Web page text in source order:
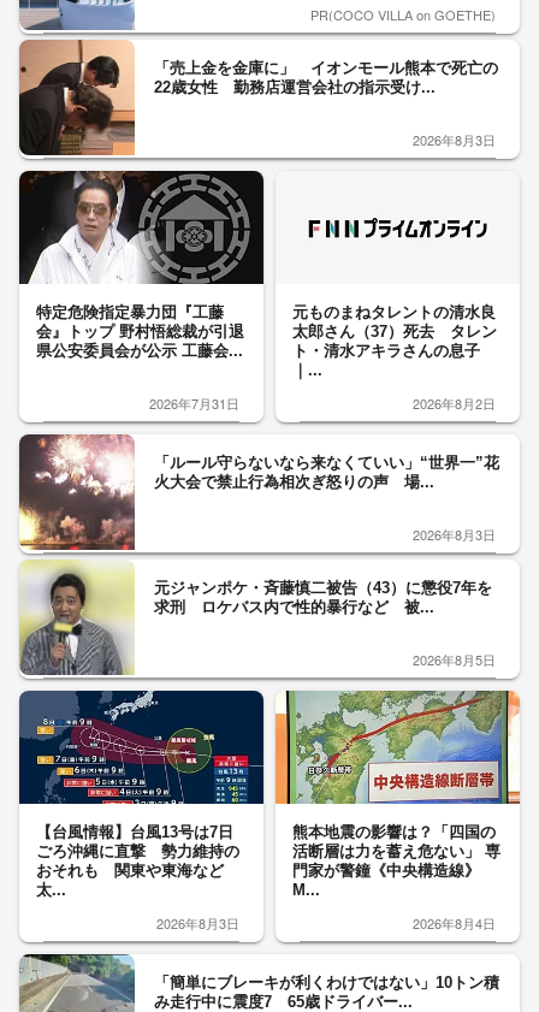
PR(COCO VILLA on GOETHE)
「売上金を金庫に」 イオンモール熊本で死亡の
22歳女性 勤務店運営会社の指示受け...
2026年8月3日
特定危険指定暴力団『工藤
会』トップ 野村悟総裁が引退
県公安委員会が公示 工藤会...
2026年7月31日
元ものまねタレントの清水良
太郎さん（37）死去 タレン
ト・清水アキラさんの息子
｜...
2026年8月2日
「ルール守らないなら来なくていい」“世界一”花
火大会で禁止行為相次ぎ怒りの声 場...
2026年8月3日
元ジャンポケ・斉藤慎二被告（43）に懲役7年を
求刑 ロケバス内で性的暴行など 被...
2026年8月5日
【台風情報】台風13号は7日
ごろ沖縄に直撃 勢力維持の
おそれも 関東や東海など
太...
2026年8月3日
熊本地震の影響は？「四国の
活断層は力を蓄え危ない」 専
門家が警鐘《中央構造線》
M...
2026年8月4日
「簡単にブレーキが利くわけではない」10トン積
み走行中に震度7 65歳ドライバー...